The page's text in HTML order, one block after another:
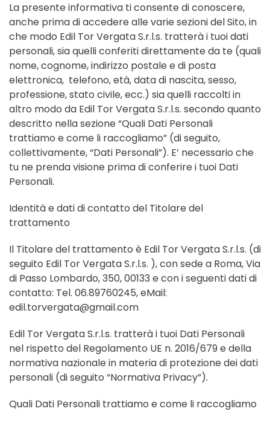
La presente informativa ti consente di conoscere,
anche prima di accedere alle varie sezioni del Sito, in
che modo Edil Tor Vergata S.r.l.s. tratterà i tuoi dati
personali, sia quelli conferiti direttamente da te (quali
nome, cognome, indirizzo postale e di posta
elettronica, telefono, età, data di nascita, sesso,
professione, stato civile, ecc.) sia quelli raccolti in
altro modo da Edil Tor Vergata S.r.l.s. secondo quanto
descritto nella sezione “Quali Dati Personali
trattiamo e come li raccogliamo” (di seguito,
collettivamente, “Dati Personali”). E’ necessario che
tu ne prenda visione prima di conferire i tuoi Dati
Personali.
Identità e dati di contatto del Titolare del
trattamento
Il Titolare del trattamento è Edil Tor Vergata S.r.l.s. (di
seguito Edil Tor Vergata S.r.l.s. ), con sede a Roma, Via
di Passo Lombardo, 350, 00133 e con i seguenti dati di
contatto: Tel. 06.89760245, eMail:
edil.torvergata@gmail.com
Edil Tor Vergata S.r.l.s. tratterà i tuoi Dati Personali
nel rispetto del Regolamento UE n. 2016/679 e della
normativa nazionale in materia di protezione dei dati
personali (di seguito “Normativa Privacy”).
Quali Dati Personali trattiamo e come li raccogliamo